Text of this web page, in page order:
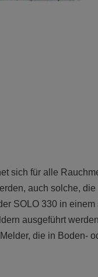
sich für alle
auch solche,
SOLO 330 in
ausgeführt
die in Boden-